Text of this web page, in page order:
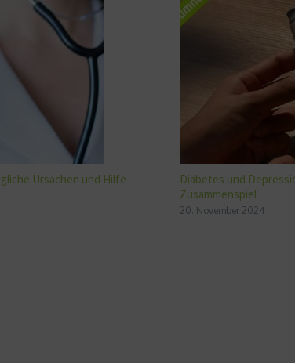
Ursachen und Hilfe
Diabetes und
Zusammenspiel
20. November 2024